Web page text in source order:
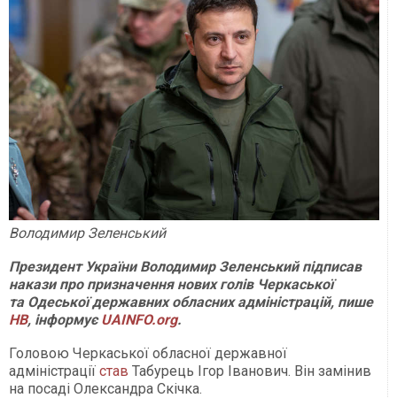
Володимир Зеленський
Президент України Володимир Зеленський підписав
накази про призначення нових голів Черкаської
та Одеської державних обласних адміністрацій, пише
НВ, інформуєUAINFO.org.
Головою Черкаської обласної державної
адміністрації став Табурець Ігор Іванович. Він замінив
на посаді Олександра Скічка.